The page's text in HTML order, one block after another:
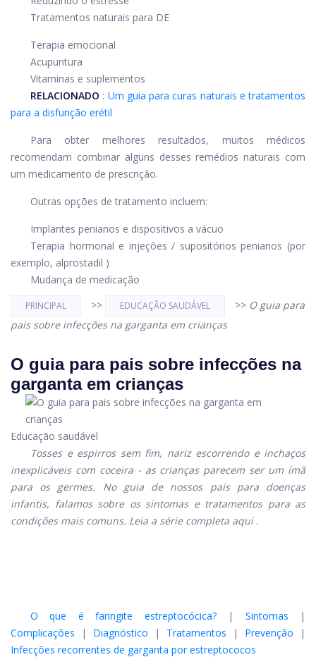
Tratamentos naturais para DE
Terapia emocional
Acupuntura
Vitaminas e suplementos
RELACIONADO : Um guia para curas naturais e tratamentos
para a disfunção erétil
Para obter melhores resultados, muitos médicos
recomendam combinar alguns desses remédios naturais com
um medicamento de prescrição.
Outras opções de tratamento incluem:
Implantes penianos e dispositivos a vácuo
Terapia hormonal e injeções / supositórios penianos (por
exemplo, alprostadil )
Mudança de medicação
PRINCIPAL >> EDUCAÇÃO SAUDÁVEL >> O guia para
pais sobre infecções na garganta em crianças
O guia para pais sobre infecções na
garganta em crianças
Educação saudável
Tosses e espirros sem fim, nariz escorrendo e inchaços
inexplicáveis ​​com coceira - as crianças parecem ser um ímã
para os germes. No guia de nossos pais para doenças
infantis, falamos sobre os sintomas e tratamentos para as
condições mais comuns. Leia a série completa aqui .
O que é faringite estreptocócica?| Sintomas |
Complicações | Diagnóstico | Tratamentos | Prevenção |
Infecções recorrentes de garganta por estreptococos